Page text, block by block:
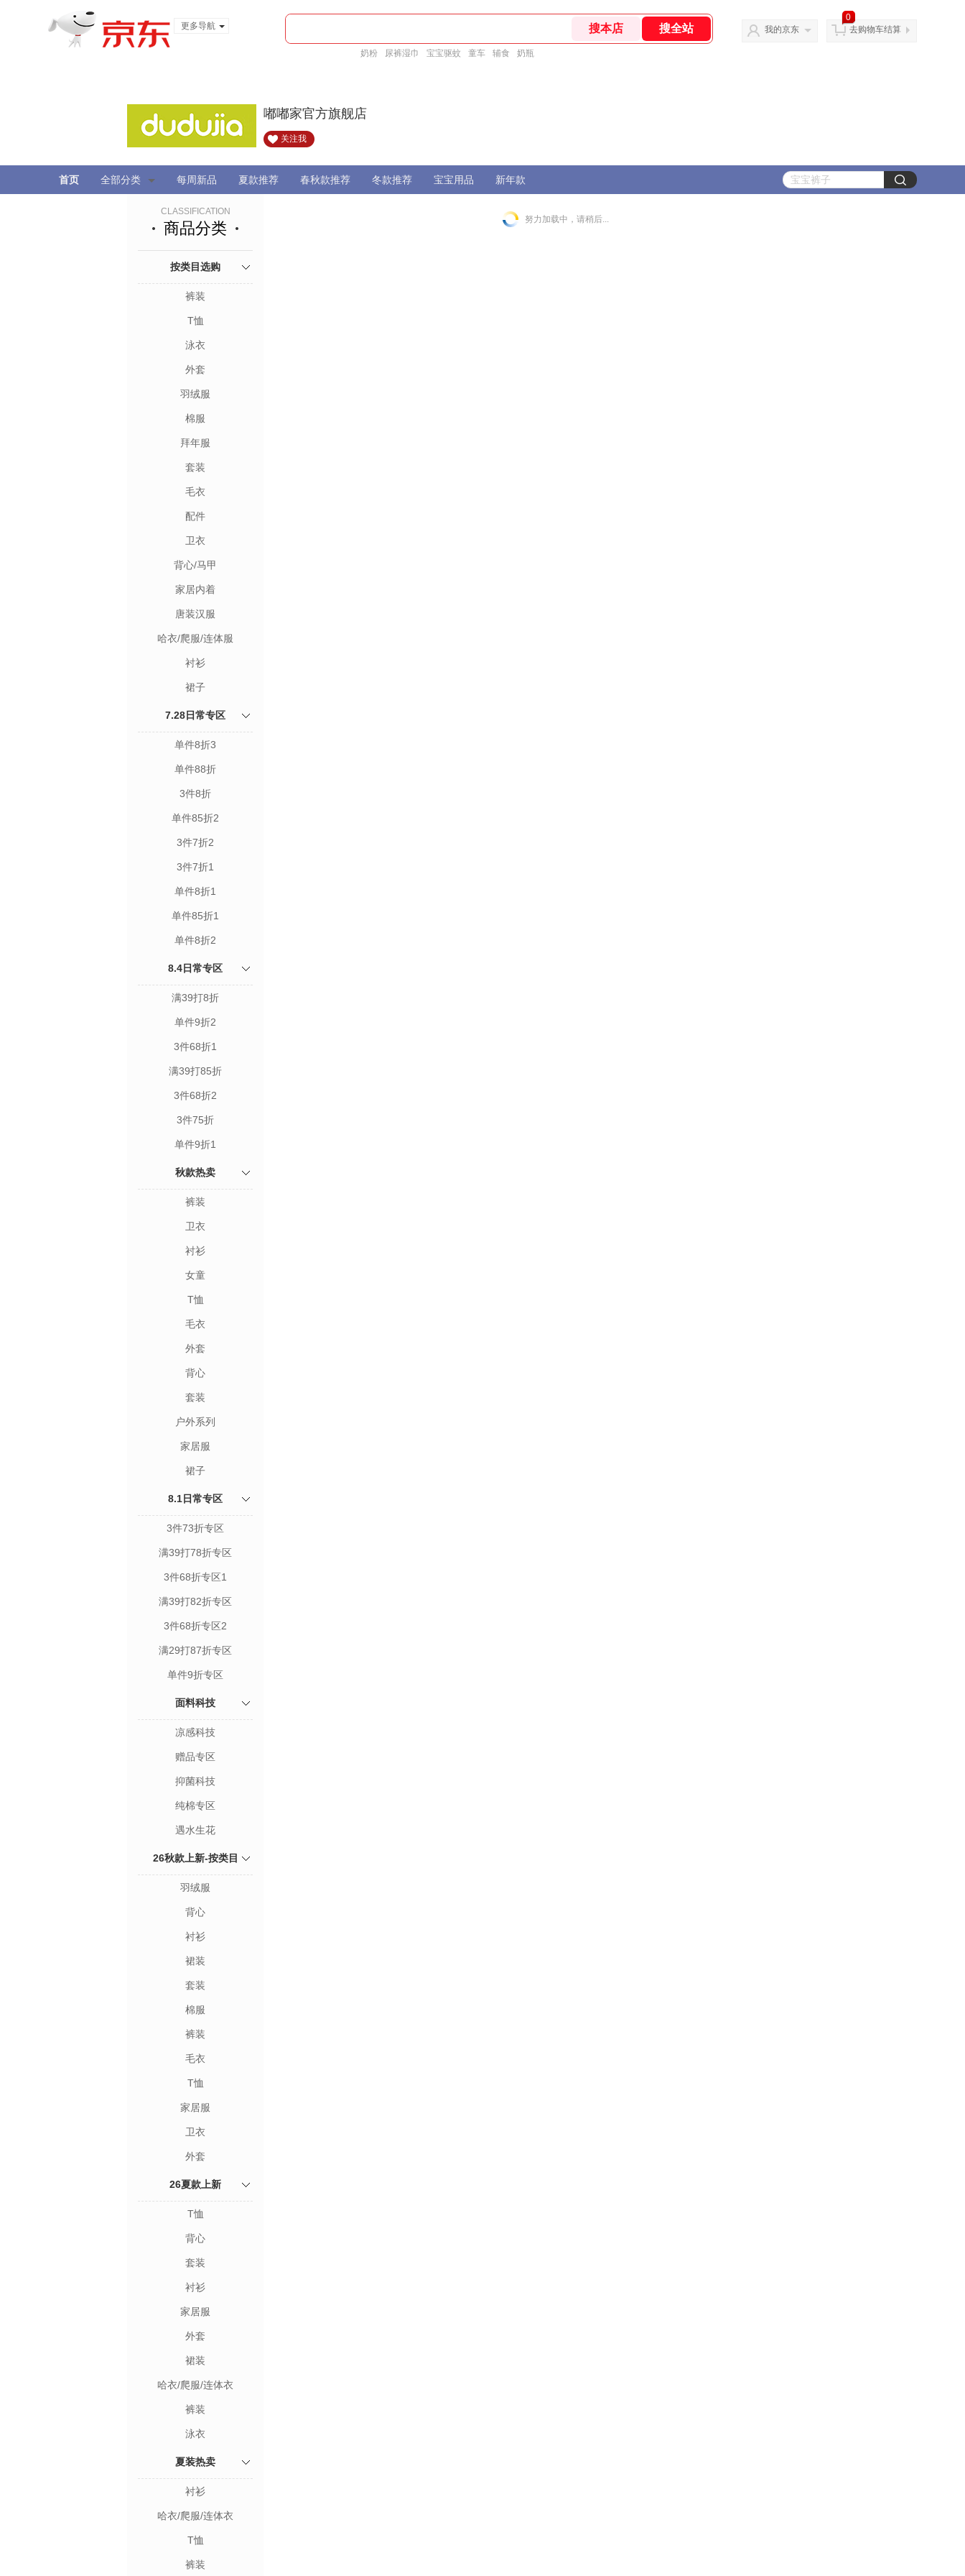
更多导航
奶粉 尿裤湿巾 宝宝驱蚊 童车 辅食 奶瓶
我的京东
0
去购物车结算
嘟嘟家官方旗舰店
关注我
首页 全部分类 每周新品 夏款推荐 春秋款推荐 冬款推荐 宝宝用品 新年款
CLASSIFICATION
商品分类
按类目选购
裤装
T恤
泳衣
外套
羽绒服
棉服
拜年服
套装
毛衣
配件
卫衣
背心/马甲
家居内着
唐装汉服
哈衣/爬服/连体服
衬衫
裙子
7.28日常专区
单件8折3
单件88折
3件8折
单件85折2
3件7折2
3件7折1
单件8折1
单件85折1
单件8折2
8.4日常专区
满39打8折
单件9折2
3件68折1
满39打85折
3件68折2
3件75折
单件9折1
秋款热卖
裤装
卫衣
衬衫
女童
T恤
毛衣
外套
背心
套装
户外系列
家居服
裙子
8.1日常专区
3件73折专区
满39打78折专区
3件68折专区1
满39打82折专区
3件68折专区2
满29打87折专区
单件9折专区
面料科技
凉感科技
赠品专区
抑菌科技
纯棉专区
遇水生花
26秋款上新-按类目
羽绒服
背心
衬衫
裙装
套装
棉服
裤装
毛衣
T恤
家居服
卫衣
外套
26夏款上新
T恤
背心
套装
衬衫
家居服
外套
裙装
哈衣/爬服/连体衣
裤装
泳衣
夏装热卖
衬衫
哈衣/爬服/连体衣
T恤
裤装
努力加载中，请稍后...